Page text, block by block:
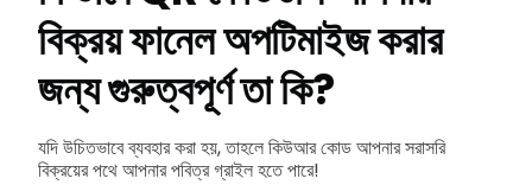
বিক্রয় ফানেল অপটিমাইজ করার
জন্য গুরুত্বপূর্ণ তা কি?
যদি উচিতভাবে ব্যবহার করা হয়, তাহলে কিউআর কোড আপনার সরাসরি
বিক্রয়ের পথে আপনার পবিত্র গ্রাইল হতে পারে!